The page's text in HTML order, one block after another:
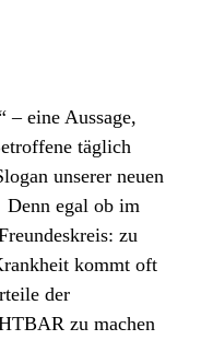
– eine Aussage,
täglich
unserer neuen
egal ob im
zu
kommt oft
der
zu machen